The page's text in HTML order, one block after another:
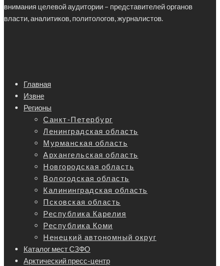
внимания целевой аудитории – представителей органов
власти, аналитиков, политологов, журналистов.
Главная
Извне
Регионы
Санкт-Петербург
Ленинградская область
Мурманская область
Архангельская область
Новгородская область
Вологодская область
Калининградская область
Псковская область
Республика Карелия
Республика Коми
Ненецкий автономный округ
Каталог мест СЗФО
Арктический пресс-центр